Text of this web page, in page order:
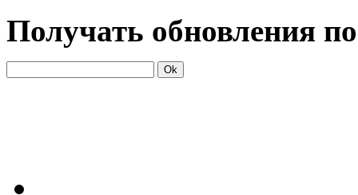
Получать обновления